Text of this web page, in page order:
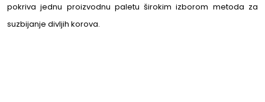
pokriva jednu proizvodnu paletu širokim izborom metoda za
suzbijanje divljih korova.